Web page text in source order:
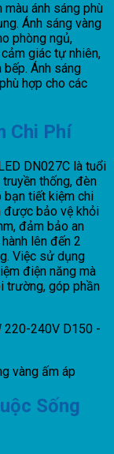
ánh sáng phù
Ánh sáng vàng
phòng ngủ,
giác tự nhiên,
bếp. Ánh sáng
hợp cho các
Chi Phí
DN027C là tuổi
thống, đèn
bạn tiết kiệm chi
được bảo vệ khỏi
đảm bảo an
lên đến 2
Việc sử dụng
điện năng mà
trường, góp phần
vàng ấm áp
Sống